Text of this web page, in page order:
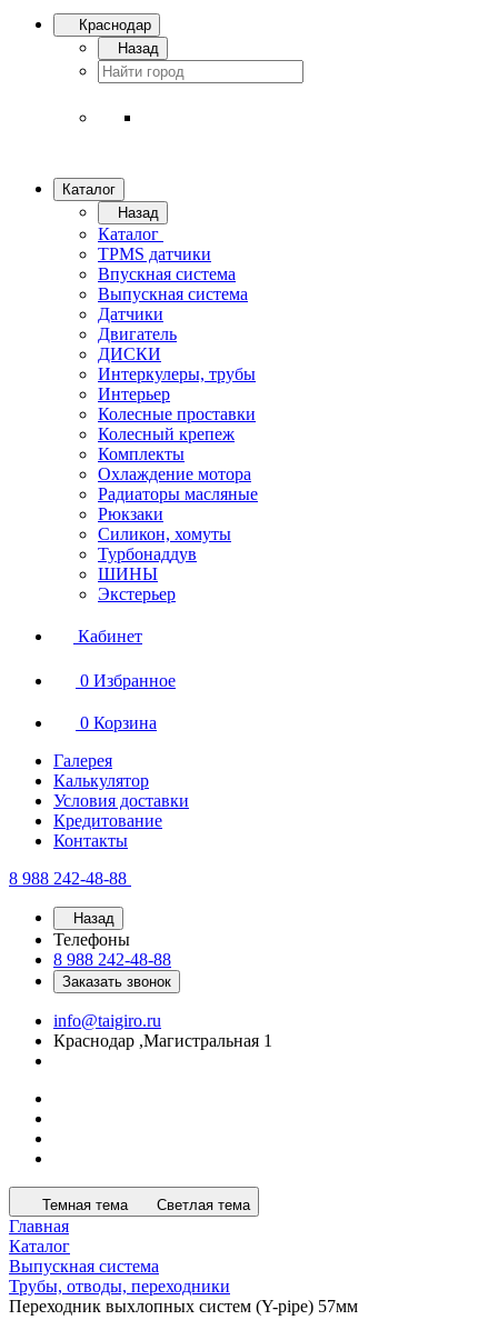
Краснодар
Назад
Каталог
Назад
Каталог
TPMS датчики
Впускная система
Выпускная система
Датчики
Двигатель
ДИСКИ
Интеркулеры, трубы
Интерьер
Колесные проставки
Колесный крепеж
Комплекты
Охлаждение мотора
Радиаторы масляные
Рюкзаки
Силикон, хомуты
Турбонаддув
ШИНЫ
Экстерьер
Кабинет
0 Избранное
0 Корзина
Галерея
Калькулятор
Условия доставки
Кредитование
Контакты
8 988 242-48-88
Назад
Телефоны
8 988 242-48-88
Заказать звонок
info@taigiro.ru
Краснодар ,Магистральная 1
Темная тема Светлая тема
Главная
Каталог
Выпускная система
Трубы, отводы, переходники
Переходник выхлопных систем (Y-pipe) 57мм